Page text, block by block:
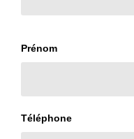
Prénom
Téléphone